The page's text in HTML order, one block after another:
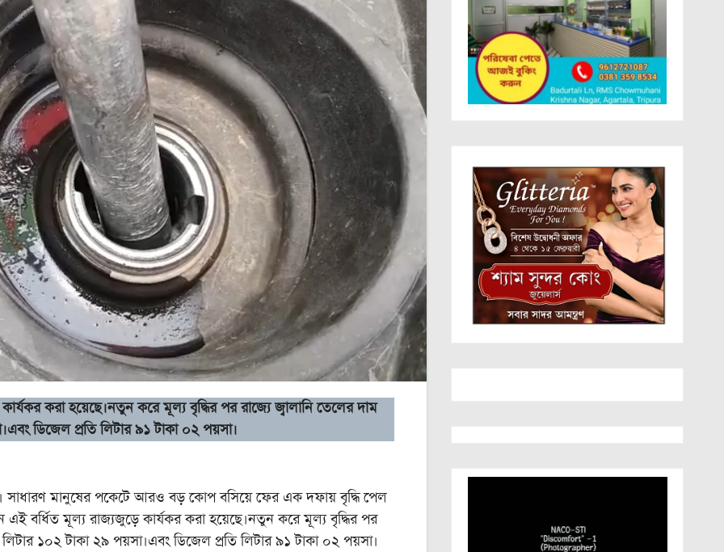
করা হয়েছে।নতুন করে মূল্য বৃদ্ধির পর রাজ্যে জ্বালানি তেলের দাম
ডিজেল প্রতি লিটার ৯১ টাকা ০২ পয়সা।
মানুষের পকেটে আরও বড় কোপ বসিয়ে ফের এক দফায় বৃদ্ধি পেল
বর্ধিত মূল্য রাজ্যজুড়ে কার্যকর করা হয়েছে।নতুন করে মূল্য বৃদ্ধির পর
লিটার ১০২ টাকা ২৯ পয়সা।এবং ডিজেল প্রতি লিটার ৯১ টাকা ০২ পয়সা।